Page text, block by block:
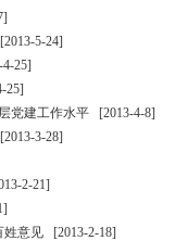
5-24]
25]
25]
党建工作水平 [2013-4-8]
3-28]
2-21]
姓意见 [2013-2-18]